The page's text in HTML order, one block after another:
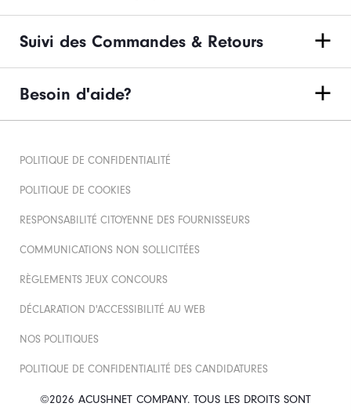
Suivi des Commandes & Retours
Besoin d'aide?
©2026 ACUSHNET COMPANY. TOUS LES DROITS SONT
POLITIQUE DE CONFIDENTIALITÉ
POLITIQUE DE COOKIES
RESPONSABILITÉ CITOYENNE DES FOURNISSEURS
COMMUNICATIONS NON SOLLICITÉES
RÈGLEMENTS JEUX CONCOURS
DÉCLARATION D'ACCESSIBILITÉ AU WEB
NOS POLITIQUES
POLITIQUE DE CONFIDENTIALITÉ DES CANDIDATURES